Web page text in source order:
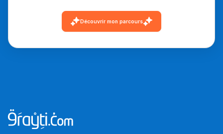
مسار عبد العزيز فتيشي،
المبدع فمجال الديكور و
Découvrir mon parcours